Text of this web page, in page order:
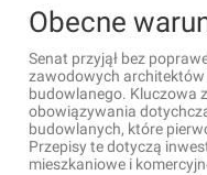
Senat przyjął bez
zawodowych
budowlanego. Kluczowa
obowiązywania
budowlanych, które
Przepisy te dotyczą
mieszkaniowe i